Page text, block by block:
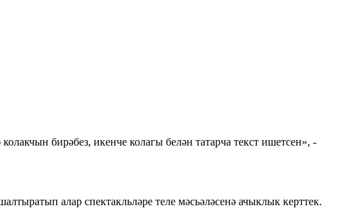
бирәбез, икенче колагы белән татарча текст ишетсен», -
алар спектакльләре теле мәсьәләсенә ачыклык керттек.